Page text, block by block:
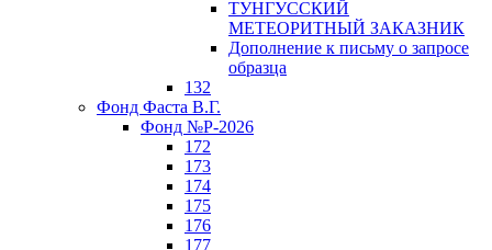
ТУНГУССКИЙ
МЕТЕОРИТНЫЙ ЗАКАЗНИК
Дополнение к письму о запросе
образца
132
Фонд Фаста В.Г.
Фонд №Р-2026
172
173
174
175
176
177